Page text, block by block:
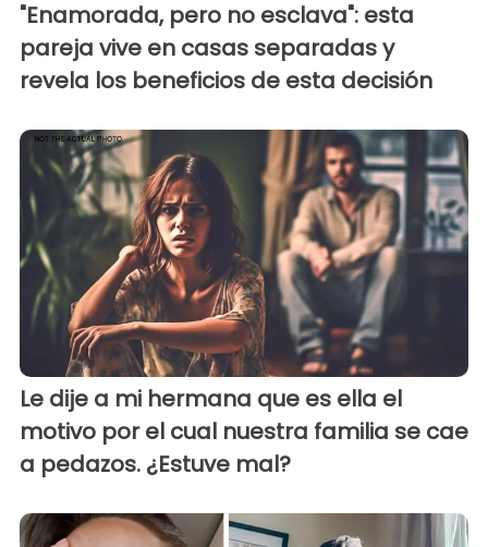
"Enamorada, pero no esclava": esta
pareja vive en casas separadas y
revela los beneficios de esta decisión
Le dije a mi hermana que es ella el
motivo por el cual nuestra familia se cae
a pedazos. ¿Estuve mal?